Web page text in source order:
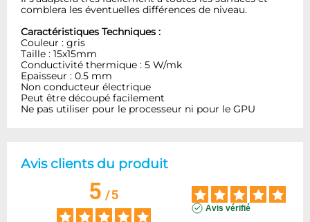
comblera les éventuelles différences de niveau.
Caractéristiques Techniques :
Couleur : gris
Taille : 15x15mm
Conductivité thermique : 5 W/mk
Epaisseur : 0.5 mm
Non conducteur électrique
Peut être découpé facilement
Ne pas utiliser pour le processeur ni pour le GPU
Avis clients du produit
5/5
Avis vérifié